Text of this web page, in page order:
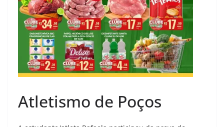
Atletismo de Poços